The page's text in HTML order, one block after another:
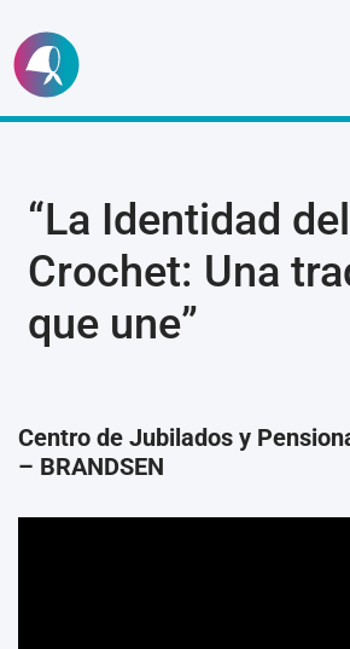
Ir
al
“La Identidad
Crochet: Una
que une”
Centro de Jubilados y
– BRANDSEN